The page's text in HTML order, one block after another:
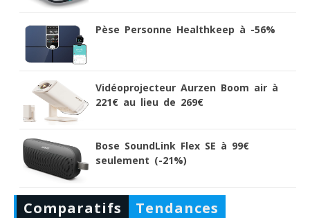
Pèse Personne Healthkeep à -56%
Vidéoprojecteur Aurzen Boom air à
221€ au lieu de 269€
Bose SoundLink Flex SE à 99€
seulement (-21%)
Comparatifs Tendances